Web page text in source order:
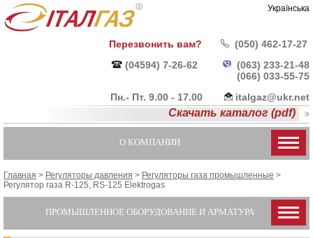
Українська
Перезвонить вам?
(050) 462-17-27
(04594) 7-26-62
(063) 233-21-48
(066) 033-55-75
Пн.- Пт. 9.00 - 17.00
italgaz@ukr.net
Скачать каталог (pdf)
О КОМПАНИИ
Главная > Регуляторы давления > Регуляторы газа промышленные >
Регулятор газа R-125, RS-125 Elektrogas
ПРОМЫШЛЕННОЕ ОБОРУДОВАНИЕ И АРМАТУРА